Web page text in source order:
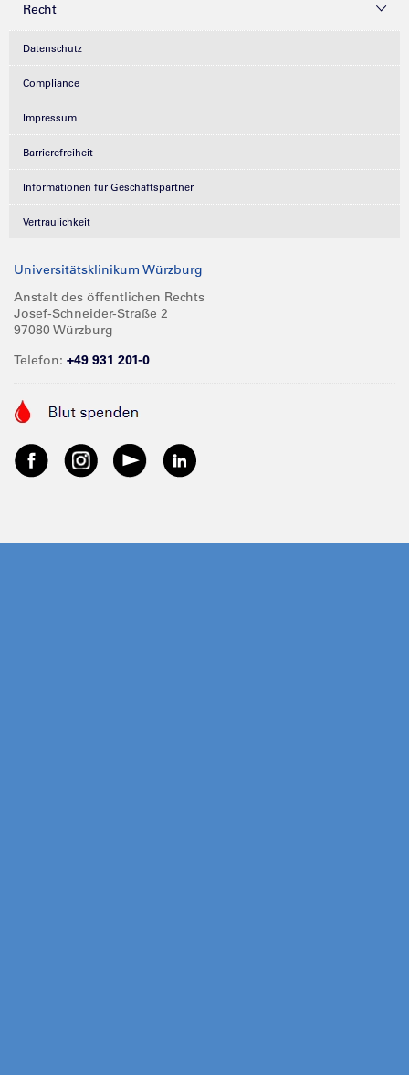
Recht
Datenschutz
Compliance
Impressum
Barrierefreiheit
Informationen für Geschäftspartner
Vertraulichkeit
Universitätsklinikum Würzburg
Anstalt des öffentlichen Rechts
Josef-Schneider-Straße 2
97080 Würzburg
Telefon: +49 931 201-0